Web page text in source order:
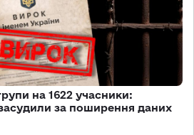
на 1622 учасники:
за поширення даних